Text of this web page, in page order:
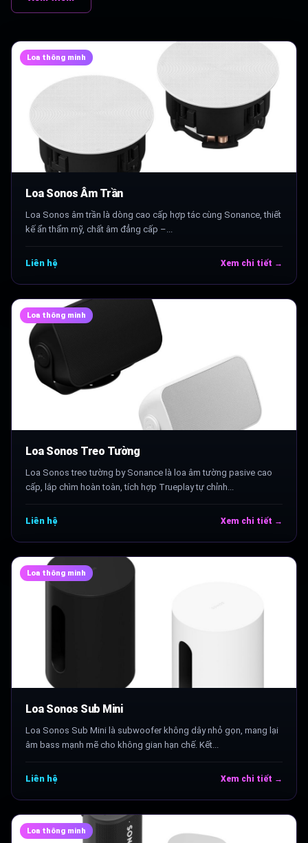
Loa thông minh
Loa Sonos Âm Trần
Loa Sonos âm trần là dòng cao cấp hợp tác cùng Sonance, thiết
kế ẩn thẩm mỹ, chất âm đẳng cấp –...
Liên hệ Xem chi tiết →
Loa thông minh
Loa Sonos Treo Tường
Loa Sonos treo tường by Sonance là loa âm tường pasive cao
cấp, lắp chìm hoàn toàn, tích hợp Trueplay tự chỉnh...
Liên hệ Xem chi tiết →
Loa thông minh
Loa Sonos Sub Mini
Loa Sonos Sub Mini là subwoofer không dây nhỏ gọn, mang lại
âm bass mạnh mẽ cho không gian hạn chế. Kết...
Liên hệ Xem chi tiết →
Loa thông minh